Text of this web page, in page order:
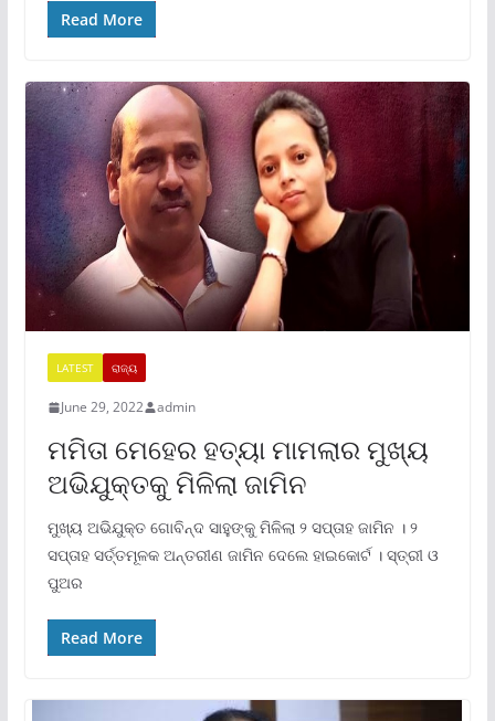
Read More
LATEST ରାଜ୍ୟ
June 29, 2022 admin
ମମିତା ମେହେର ହତ୍ୟା ମାମଲାର ମୁଖ୍ୟ
ଅଭିଯୁକ୍ତକୁ ମିଳିଲା ଜାମିନ
ମୁଖ୍ୟ ଅଭିଯୁକ୍ତ ଗୋବିନ୍ଦ ସାହୁଙ୍କୁ ମିଳିଲା ୨ ସପ୍ତାହ ଜାମିନ । ୨
ସପ୍ତାହ ସର୍ତ୍ତମୂଳକ ଅନ୍ତରୀଣ ଜାମିନ ଦେଲେ ହାଇକୋର୍ଟ । ସ୍ତ୍ରୀ ଓ
ପୁଅର
Read More